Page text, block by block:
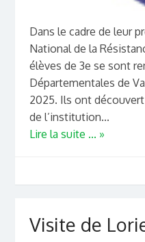
Dans le cadre de leur
National de la
élèves de 3e se sont
Départementales de
2025. Ils ont
de l’institution...
Lire la suite ... »
Visite de